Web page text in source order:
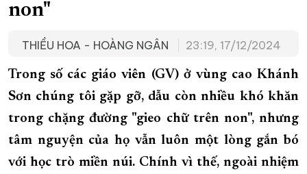
PODCAST
QUY HOẠCH TỈNH KHÁNH HÒA
XÂY DỰNG NÔNG THÔN MỚI LỊCH CẮT ĐIỆN
TÀU - XE - MÁY BAY
KỶ NIỆM 370 NĂM XÂY DỰNG VÀ PHÁT TRIỂN TỈNH KHÁNH HÒA
non"
THIỀU HOA - HOÀNG NGÂN 23:19, 17/12/2024
Trong số các giáo viên (GV) ở vùng cao Khánh
Sơn chúng tôi gặp gỡ, dẫu còn nhiều khó khăn
trong chặng đường "gieo chữ trên non", nhưng
tâm nguyện của họ vẫn luôn một lòng gắn bó
với học trò miền núi. Chính vì thế, ngoài nhiệm